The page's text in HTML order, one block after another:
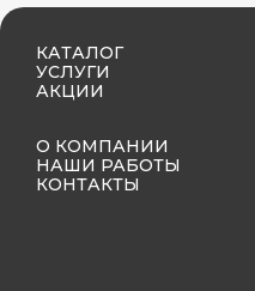
КАТАЛОГ
УСЛУГИ
АКЦИИ
О КОМПАНИИ
НАШИ РАБОТЫ
КОНТАКТЫ